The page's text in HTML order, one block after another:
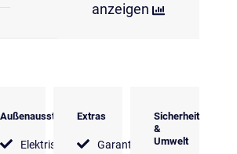
anzeigen
Außenausstattung
Elektrische
Extras
Garantie
Sicherheit
&
Umwelt